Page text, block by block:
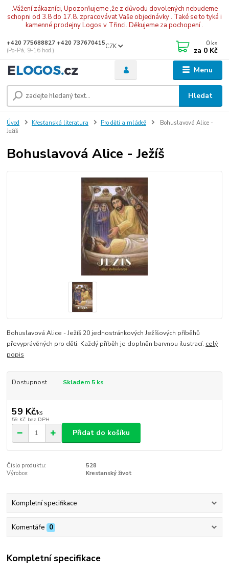
.Vážení zákazníci, Upozorňujeme ,že z důvodu dovolených nebudeme
schopni od 3.8 do 17.8. zpracovávat Vaše objednávky . Také se to tyká i
kamenné prodejny Logos v Třinci. Děkujeme za pochopení .
Menu
CZK
Hledat
+420 775688827 +420 737670415
(Po-Pá, 9-16 hod.)
0 ks
za 0 Kč
Úvod Křesťanská literatura Pro děti a mládež
Bohuslavová Alice -
Ježíš
Bohuslavová Alice - Ježíš
Bohuslavová Alice - Ježíš 20 jednostránkových Ježíšových příběhů
převyprávěných pro děti. Každý příběh je doplněn barvnou ilustrací. celý
popis
Dostupnost Skladem 5 ks
59 Kč/ks
59 Kč bez DPH
Přidat do košíku
Číslo produktu:
528
Výrobce:
Kresťanský život
Kompletní specifikace
Komentáře 0
Kompletní specifikace